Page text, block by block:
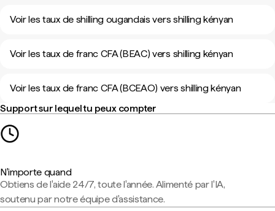
Voir les taux de shilling ougandais vers shilling kényan
Voir les taux de franc CFA (BEAC) vers shilling kényan
Voir les taux de franc CFA (BCEAO) vers shilling kényan
Support sur lequel tu peux compter
N'importe quand
Obtiens de l'aide 24/7, toute l'année. Alimenté par l'IA,
soutenu par notre équipe d'assistance.